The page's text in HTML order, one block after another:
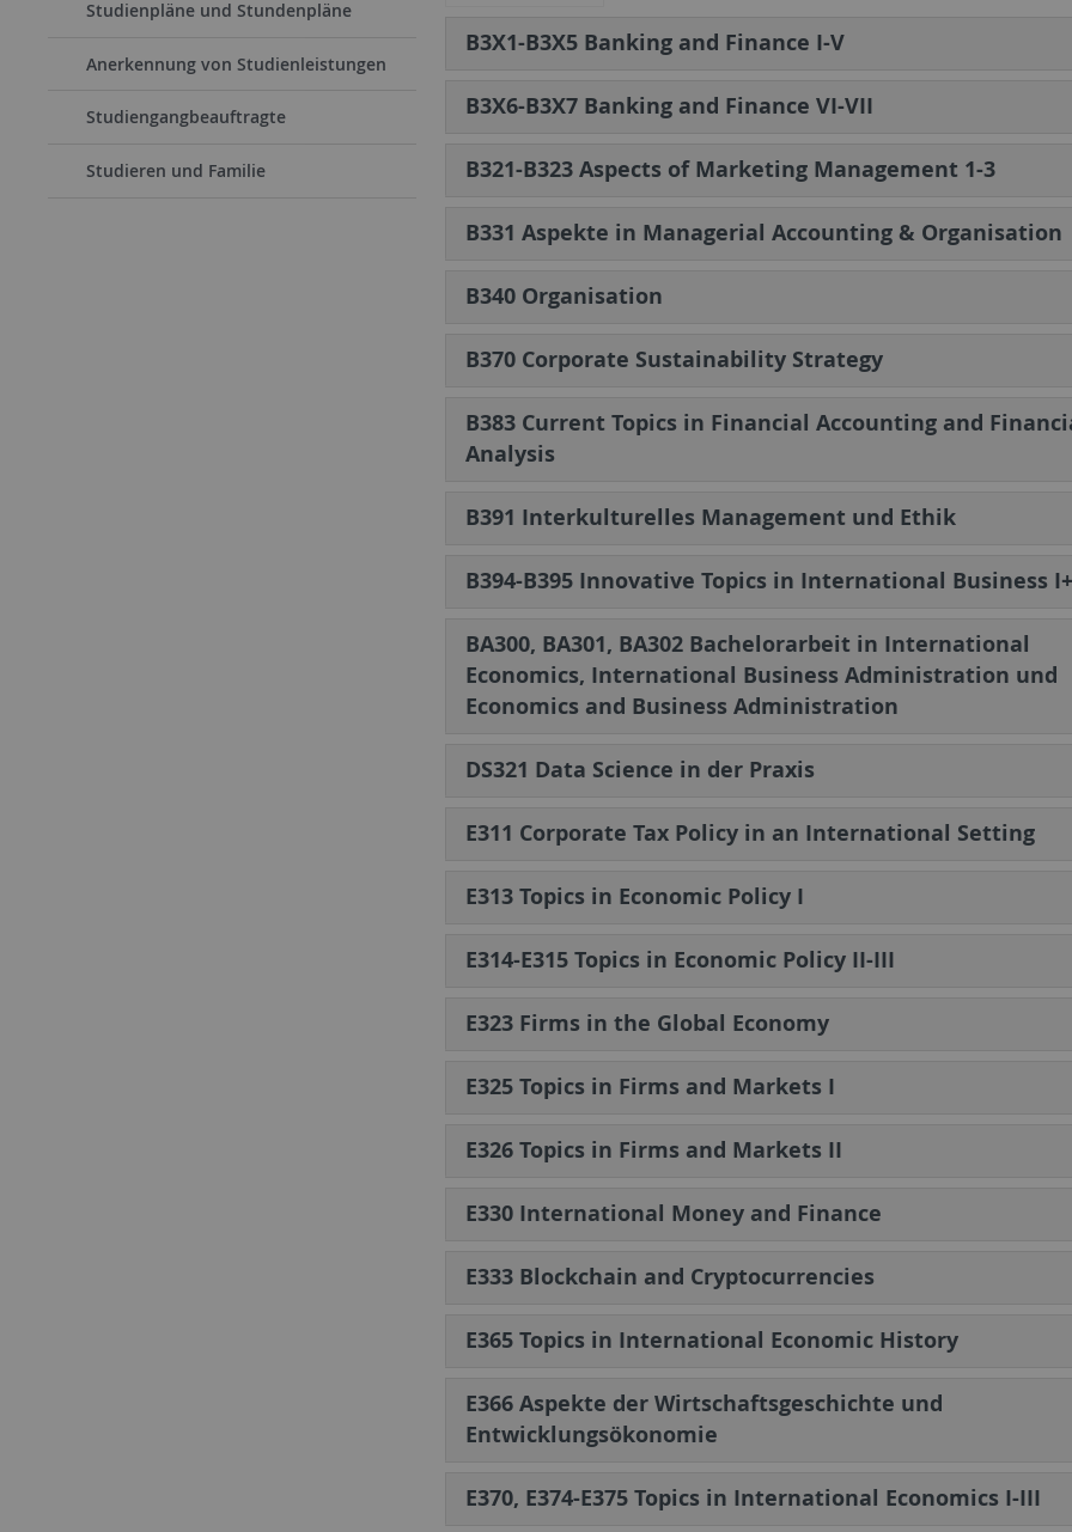
Studienpläne und Stundenpläne
Anerkennung von Studienleistungen
Studiengangbeauftragte
Studieren und Familie
B3X1-B3X5 Banking and Finance I-V
B3X6-B3X7 Banking and Finance VI-VII
B321-B323 Aspects of Marketing Management 1-3
B331 Aspekte in Managerial Accounting & Organisation
B340 Organisation
B370 Corporate Sustainability Strategy
B383 Current Topics in Financial Accounting and
Analysis
B391 Interkulturelles Management und Ethik
B394-B395 Innovative Topics in International Business
BA300, BA301, BA302 Bachelorarbeit in International
Economics, International Business Administration und
Economics and Business Administration
DS321 Data Science in der Praxis
E311 Corporate Tax Policy in an International Setting
E313 Topics in Economic Policy I
E314-E315 Topics in Economic Policy II-III
E323 Firms in the Global Economy
E325 Topics in Firms and Markets I
E326 Topics in Firms and Markets II
E330 International Money and Finance
E333 Blockchain and Cryptocurrencies
E365 Topics in International Economic History
E366 Aspekte der Wirtschaftsgeschichte und
Entwicklungsökonomie
E370, E374-E375 Topics in International Economics I-III